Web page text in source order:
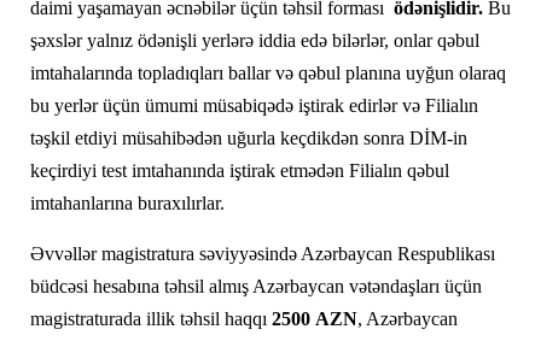
daimi yaşamayan əcnəbilər üçün təhsil forması ödənişlidir. Bu
şəxslər yalnız ödənişli yerlərə iddia edə bilərlər, onlar qəbul
imtahalarında topladıqları ballar və qəbul planına uyğun olaraq
bu yerlər üçün ümumi müsabiqədə iştirak edirlər və Filialın
təşkil etdiyi müsahibədən uğurla keçdikdən sonra DİM-in
keçirdiyi test imtahanında iştirak etmədən Filialın qəbul
imtahanlarına buraxılırlar.
Əvvəllər magistratura səviyyəsində Azərbaycan Respublikası
büdcəsi hesabına təhsil almış Azərbaycan vətəndaşları üçün
magistraturada illik təhsil haqqı 2500 AZN, Azərbaycan